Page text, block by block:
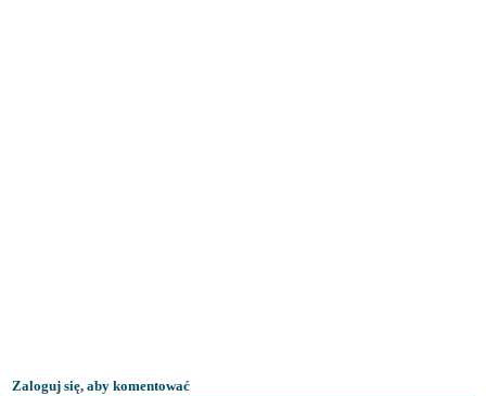
Zaloguj się, aby komentować